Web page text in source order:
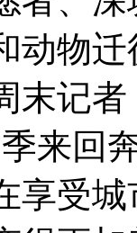
动物
末记
来回
享受